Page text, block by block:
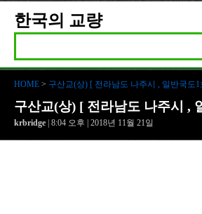
한국의 교량
HOME > 구산교(상) [ 전라남도 나주시 , 일반국도1
구산교(상) [ 전라남도 나주시 ,
krbridge | 8:04 오후 | 2018년 11월 21일